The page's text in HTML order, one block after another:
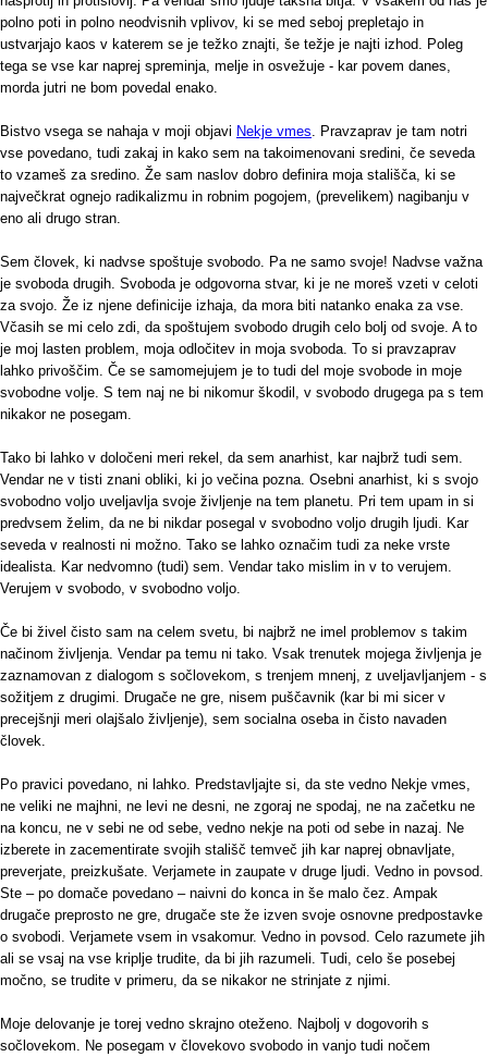
polno poti in polno neodvisnih vplivov, ki se med seboj prepletajo in
ustvarjajo kaos v katerem se je težko znajti, še težje je najti izhod. Poleg
tega se vse kar naprej spreminja, melje in osvežuje - kar povem danes,
morda jutri ne bom povedal enako.
Bistvo vsega se nahaja v moji objavi Nekje vmes . Pravzaprav je tam notri
vse povedano, tudi zakaj in kako sem na takoimenovani sredini, če seveda
to vzameš za sredino. Že sam naslov dobro definira moja stališča, ki se
največkrat ognejo radikalizmu in robnim pogojem, (prevelikem) nagibanju v
eno ali drugo stran.
Sem človek, ki nadvse spoštuje svobodo. Pa ne samo svoje! Nadvse važna
je svoboda drugih. Svoboda je odgovorna stvar, ki je ne moreš vzeti v celoti
za svojo. Že iz njene definicije izhaja, da mora biti natanko enaka za vse.
Včasih se mi celo zdi, da spoštujem svobodo drugih celo bolj od svoje. A to
je moj lasten problem, moja odločitev in moja svoboda. To si pravzaprav
lahko privoščim. Če se samomejujem je to tudi del moje svobode in moje
svobodne volje. S tem naj ne bi nikomur škodil, v svobodo drugega pa s tem
nikakor ne posegam.
Tako bi lahko v določeni meri rekel, da sem anarhist, kar najbrž tudi sem.
Vendar ne v tisti znani obliki, ki jo večina pozna. Osebni anarhist, ki s svojo
svobodno voljo uveljavlja svoje življenje na tem planetu. Pri tem upam in si
predvsem želim, da ne bi nikdar posegal v svobodno voljo drugih ljudi. Kar
seveda v realnosti ni možno. Tako se lahko označim tudi za neke vrste
idealista. Kar nedvomno (tudi) sem. Vendar tako mislim in v to verujem.
Verujem v svobodo, v svobodno voljo.
Če bi živel čisto sam na celem svetu, bi najbrž ne imel problemov s takim
načinom življenja. Vendar pa temu ni tako. Vsak trenutek mojega življenja je
zaznamovan z dialogom s sočlovekom, s trenjem mnenj, z uveljavljanjem - s
sožitjem z drugimi. Drugače ne gre, nisem puščavnik (kar bi mi sicer v
precejšnji meri olajšalo življenje), sem socialna oseba in čisto navaden
človek.
Po pravici povedano, ni lahko. Predstavljajte si, da ste vedno Nekje vmes,
ne veliki ne majhni, ne levi ne desni, ne zgoraj ne spodaj, ne na začetku ne
na koncu, ne v sebi ne od sebe, vedno nekje na poti od sebe in nazaj. Ne
izberete in zacementirate svojih stališč temveč jih kar naprej obnavljate,
preverjate, preizkušate. Verjamete in zaupate v druge ljudi. Vedno in povsod.
Ste – po domače povedano – naivni do konca in še malo čez. Ampak
drugače preprosto ne gre, drugače ste že izven svoje osnovne predpostavke
o svobodi. Verjamete vsem in vsakomur. Vedno in povsod. Celo razumete jih
ali se vsaj na vse kriplje trudite, da bi jih razumeli. Tudi, celo še posebej
močno, se trudite v primeru, da se nikakor ne strinjate z njimi.
Moje delovanje je torej vedno skrajno oteženo. Najbolj v dogovorih s
sočlovekom. Ne posegam v človekovo svobodo in vanjo tudi nočem